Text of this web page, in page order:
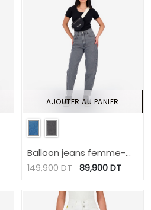
Balloon jeans femme-
BAYA
149,900DT 89,900 DT
AJOUTER AU PANIER